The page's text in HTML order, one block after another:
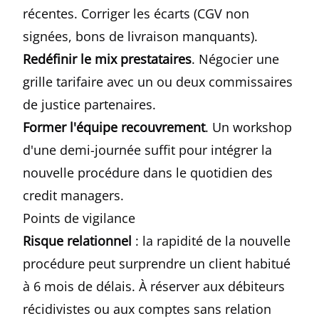
récentes. Corriger les écarts (CGV non
signées, bons de livraison manquants).
Redéfinir le mix prestataires. Négocier une
grille tarifaire avec un ou deux commissaires
de justice partenaires.
Former l'équipe recouvrement. Un workshop
d'une demi-journée suffit pour intégrer la
nouvelle procédure dans le quotidien des
credit managers.
Points de vigilance
Risque relationnel : la rapidité de la nouvelle
procédure peut surprendre un client habitué
à 6 mois de délais. À réserver aux débiteurs
récidivistes ou aux comptes sans relation